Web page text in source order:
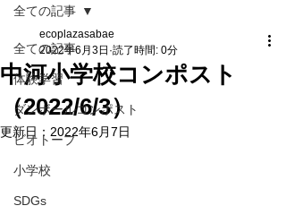
全ての記事
体験学習
ダンボールコンポスト
ビオトープ
小学校
SDGs
全ての記事
中河小学校コンポスト
（2022/6/3）
ecoplazasabae
2022年6月3日 読了時間: 0分
更新日： 2022年6月7日